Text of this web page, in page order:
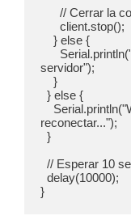
servidor");
reconectar...");